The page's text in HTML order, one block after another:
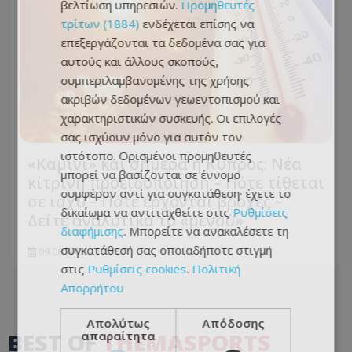
«Καμίνι» και σήμερα η Κύπρος: Νέα
κίτρινη προειδοποίηση – Πότε τίθεται
σε ισχύ – Πότε έρχονται βροχές –
Δείτε αναλυτικά το «μενού»
09.08.2026 - 11:33
BEST OFTHEMASPORTS
βελτίωση υπηρεσιών. Προμηθευτές
τρίτων (1884) ενδέχεται επίσης να
επεξεργάζονται τα δεδομένα σας για
αυτούς και άλλους σκοπούς,
συμπεριλαμβανομένης της χρήσης
ακριβών δεδομένων γεωεντοπισμού και
χαρακτηριστικών συσκευής. Οι επιλογές
σας ισχύουν μόνο για αυτόν τον
ιστότοπο. Ορισμένοι προμηθευτές
μπορεί να βασίζονται σε έννομο
συμφέρον αντί για συγκατάθεση· έχετε το
δικαίωμα να αντιταχθείτε στις Ρυθμίσεις
διαφήμισης. Μπορείτε να ανακαλέσετε τη
συγκατάθεσή σας οποιαδήποτε στιγμή
στις Ρυθμίσεις cookies. Πολιτική
Απορρήτου
Απολύτως
απαραίτητα
Απόδοσης